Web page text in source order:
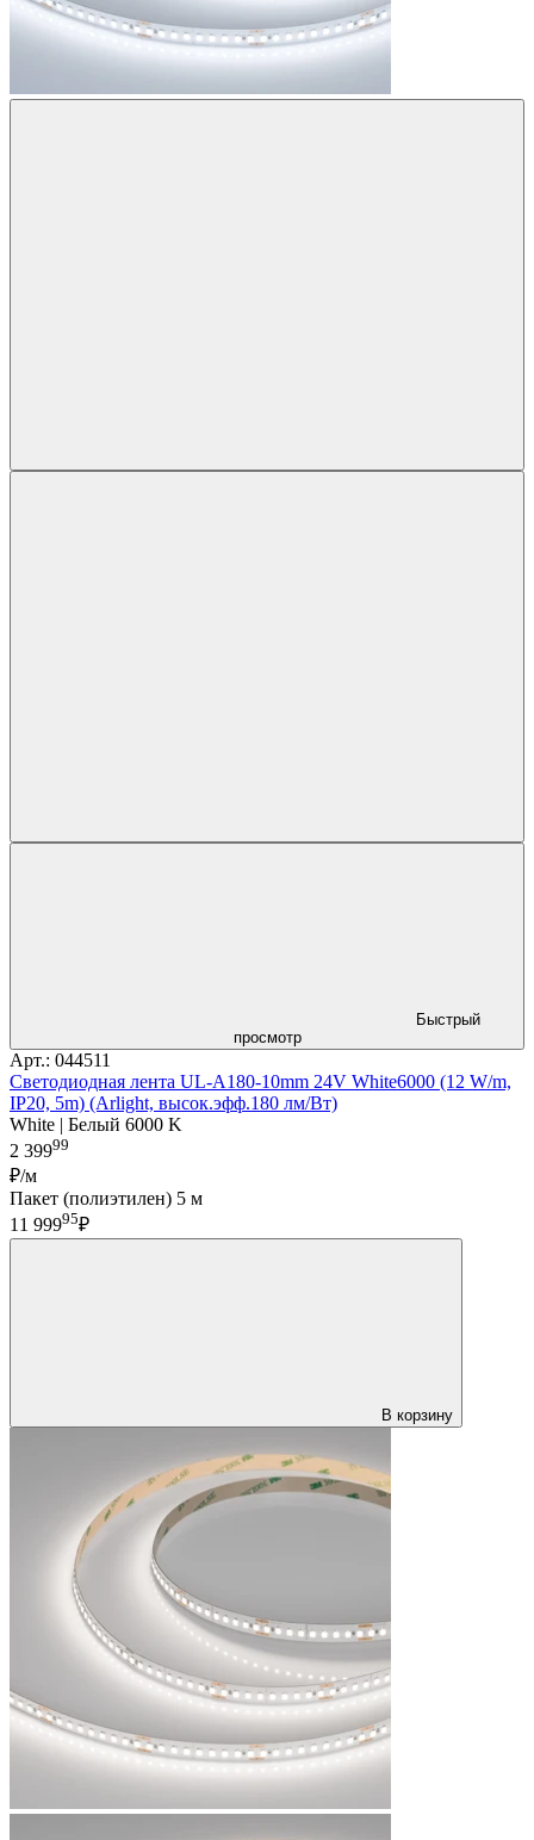
Быстрый
просмотр
Арт.: 044511
Светодиодная лента UL-A180-10mm 24V White6000 (12 W/m,
IP20, 5m) (Arlight, высок.эфф.180 лм/Вт)
White | Белый 6000 K
2 39999
₽/м
Пакет (полиэтилен) 5 м
11 99995₽
В корзину